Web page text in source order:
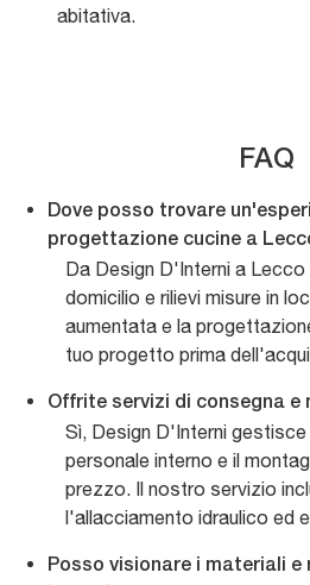
abitativa.
FAQ
Dove posso trovare
progettazione cucine a
Da Design D'Interni a
domicilio e rilievi misure in
aumentata e la
tuo progetto prima
Offrite servizi di consegna e
Sì, Design D'Interni
personale interno e il
prezzo. Il nostro servizio
l'allacciamento idraulico ed
Posso visionare i materiali e